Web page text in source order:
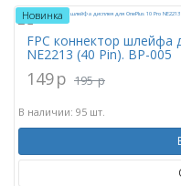
Новинка
FPC коннектор шлейфа
NE2213 (40 Pin). BP-005
149p 195 p
В наличии: 95 шт.